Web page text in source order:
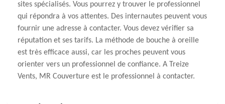
sites spécialisés. Vous pourrez y trouver le professionnel
qui répondra à vos attentes. Des internautes peuvent vous
fournir une adresse à contacter. Vous devez vérifier sa
réputation et ses tarifs. La méthode de bouche à oreille
est très efficace aussi, car les proches peuvent vous
orienter vers un professionnel de confiance. A Treize
Vents, MR Couverture est le professionnel à contacter.